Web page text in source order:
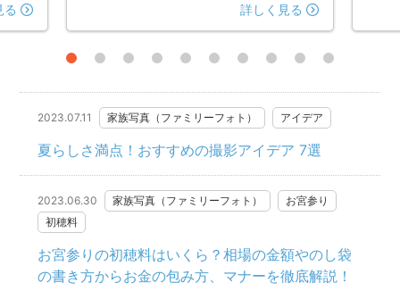
る
詳しく見る
2023.07.11 家族写真（ファミリーフォト） アイデア
夏らしさ満点！おすすめの撮影アイデア 7選
2023.06.30 家族写真（ファミリーフォト）
お宮参り
初穂料
お宮参りの初穂料はいくら？相場の金額やのし袋
の書き方からお金の包み方、マナーを徹底解説！